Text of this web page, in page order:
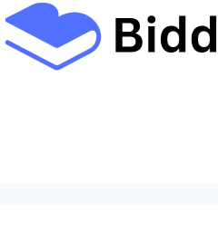
Skip
to
content